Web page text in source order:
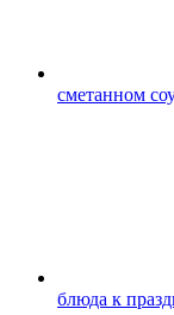
сметанном
блюда к